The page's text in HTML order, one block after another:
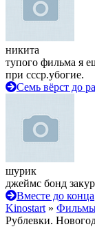
никита
тупого фильма я
при ссср.убогие.
Семь вёрст до
шурик
джеймс бонд
Вместе до конца
Kinostart »
Рублевки.